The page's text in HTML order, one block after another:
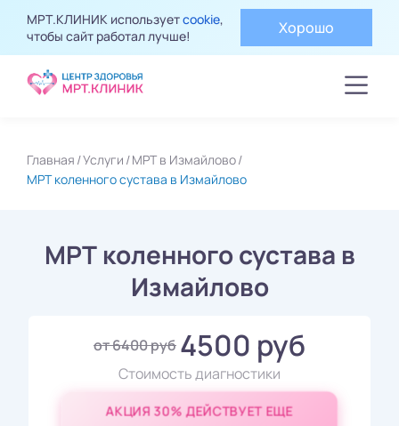
МРТ.КЛИНИК используетcookie,
чтобы сайт работал лучше!
Хорошо
Главная Услуги МРТ в Измайлово
МРТ коленного сустава в Измайлово
МРТ коленного сустава в
Измайлово
от 6400 руб 4500 руб
Стоимость диагностики
АКЦИЯ 30% ДЕЙСТВУЕТ ЕЩЕ